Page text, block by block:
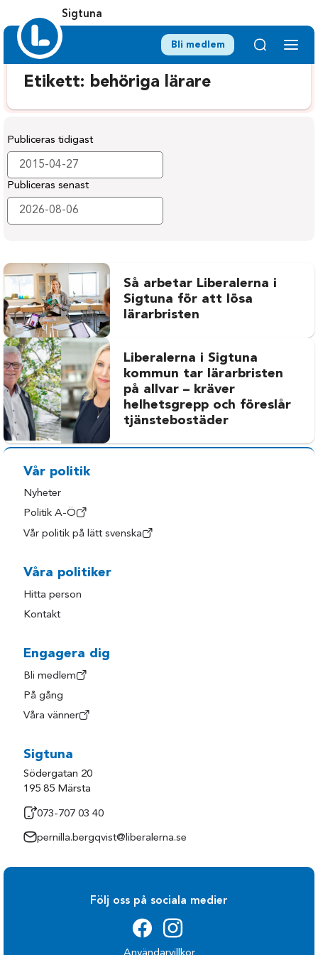
Sigtuna
Bli medlem
Etikett: behöriga lärare
Publiceras tidigast
Publiceras senast
Så arbetar Liberalerna i
Sigtuna för att lösa
lärarbristen
Liberalerna i Sigtuna
kommun tar lärarbristen
på allvar – kräver
helhetsgrepp och föreslår
tjänstebostäder
Vår politik
Nyheter
Politik A-Ö
Vår politik på lätt svenska
Våra politiker
Hitta person
Kontakt
Engagera dig
Bli medlem
På gång
Våra vänner
Sigtuna
Södergatan 20
195 85 Märsta
073-707 03 40
pernilla.bergqvist@liberalerna.se
Följ oss på sociala medier